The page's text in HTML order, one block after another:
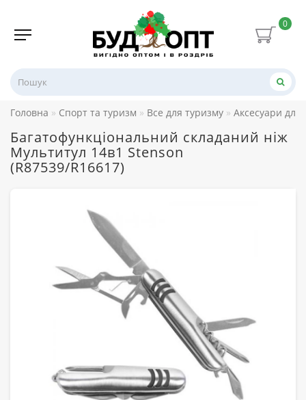
0
Головна Спорт та туризм Все для туризму Аксесуари для
Багатофункціональний складаний ніж
Мультитул 14в1 Stenson
(R87539/R16617)